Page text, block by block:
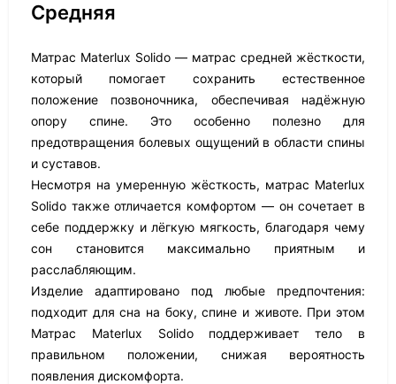
Средняя
Матрас Materlux Solido — матрас средней жёсткости,
который помогает сохранить естественное
положение позвоночника, обеспечивая надёжную
опору спине. Это особенно полезно для
предотвращения болевых ощущений в области спины
и суставов.
Несмотря на умеренную жёсткость, матрас Materlux
Solido также отличается комфортом — он сочетает в
себе поддержку и лёгкую мягкость, благодаря чему
сон становится максимально приятным и
расслабляющим.
Изделие адаптировано под любые предпочтения:
подходит для сна на боку, спине и животе. При этом
Матрас Materlux Solido поддерживает тело в
правильном положении, снижая вероятность
появления дискомфорта.